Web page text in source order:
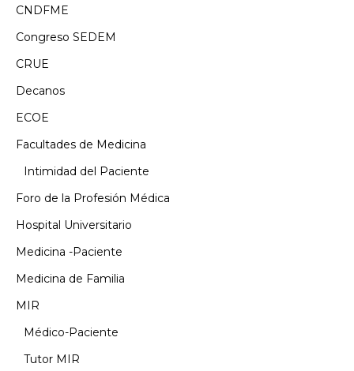
CNDFME
Congreso SEDEM
CRUE
Decanos
ECOE
Facultades de Medicina
Intimidad del Paciente
Foro de la Profesión Médica
Hospital Universitario
Medicina -Paciente
Medicina de Familia
MIR
Médico-Paciente
Tutor MIR